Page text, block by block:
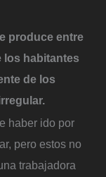
produce entre
los habitantes
de los
haber ido por
pero estos no
trabajadora